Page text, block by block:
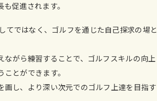
促進されます。
てではなく、ゴルフを通じた自己探求の場と
がら練習することで、ゴルフスキルの向上
とができます。
し、より深い次元でのゴルフ上達を目指す